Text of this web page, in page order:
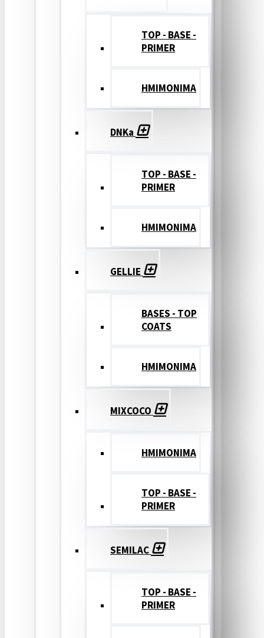
TOP - BASE -
PRIMER
ΗΜΙΜΟΝΙΜΑ
DNKa
TOP - BASE -
PRIMER
ΗΜΙΜΟΝΙΜΑ
GELLIE
BASES - TOP
COATS
ΗΜΙΜΟΝΙΜΑ
MIXCOCO
HMIMONIMA
TOP - BASE -
PRIMER
SEMILAC
TOP - BASE -
PRIMER